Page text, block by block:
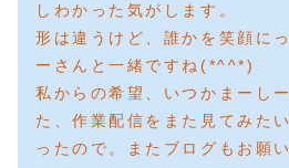
しわかった気がします。
形は違うけど、誰かを笑顔に
ーさんと一緒ですね(*^^*)
私からの希望、いつかまーし
た、作業配信をまた見てみた
ったので。またブログもお願